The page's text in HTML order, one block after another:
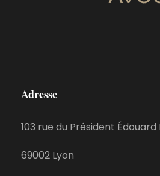
Adresse
103 rue du Président
69002 Lyon